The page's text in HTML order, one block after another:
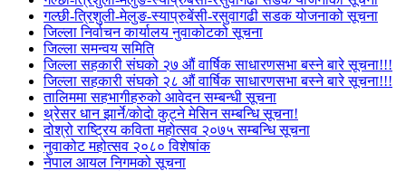
गल्छी-त्रिशुली-मेलुङ-स्याप्रुबेंसी-रसुवागढी सडक योजनाको सूचना
जिल्ला निर्वाचन कार्यालय नुवाकोटको सूचना
जिल्ला समन्वय समिति
जिल्ला सहकारी संघको २७ औं वार्षिक साधारणसभा बस्ने बारे सूचना!!!
जिल्ला सहकारी संघको २८ औं वार्षिक साधारणसभा बस्ने बारे सूचना!!!
तालिममा सहभागीहरुको आवेदन सम्बन्धी सूचना
थ्रेसर धान झार्ने/काेदाे कुट्ने मेसिन सम्बन्धि सूचना!
दोश्रो राष्ट्रिय कविता महोत्सव २०७५ सम्बन्धि सूचना
नुवाकोट महोत्सव २०८० विशेषांक
नेपाल आयल निगमको सूचना